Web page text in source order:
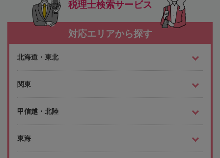
税理士検索サービス
対応エリアから探す
北海道・東北
関東
甲信越・北陸
東海